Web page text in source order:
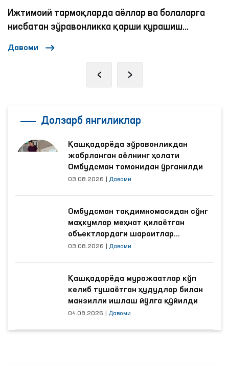
Ижтимоий тармоқларда аёллар ва болаларга
нисбатан зўравонликка қарши курашиш
Давоми
‹ ›
Долзарб янгиликлар
Қашқадарёда зўравонликдан
жабрланган аёлнинг ҳолати
Омбудсман томонидан ўрганилди
03.08.2026 Давоми
Омбудсман тақдимномасидан сўнг
маҳкумлар меҳнат қилаётган
объектлардаги шароитлар
яхшиланди
03.08.2026 Давоми
Қашқадарёда мурожаатлар кўп
келиб тушаётган ҳудудлар билан
манзилли ишлаш йўлга қўйилди
04.08.2026 Давоми